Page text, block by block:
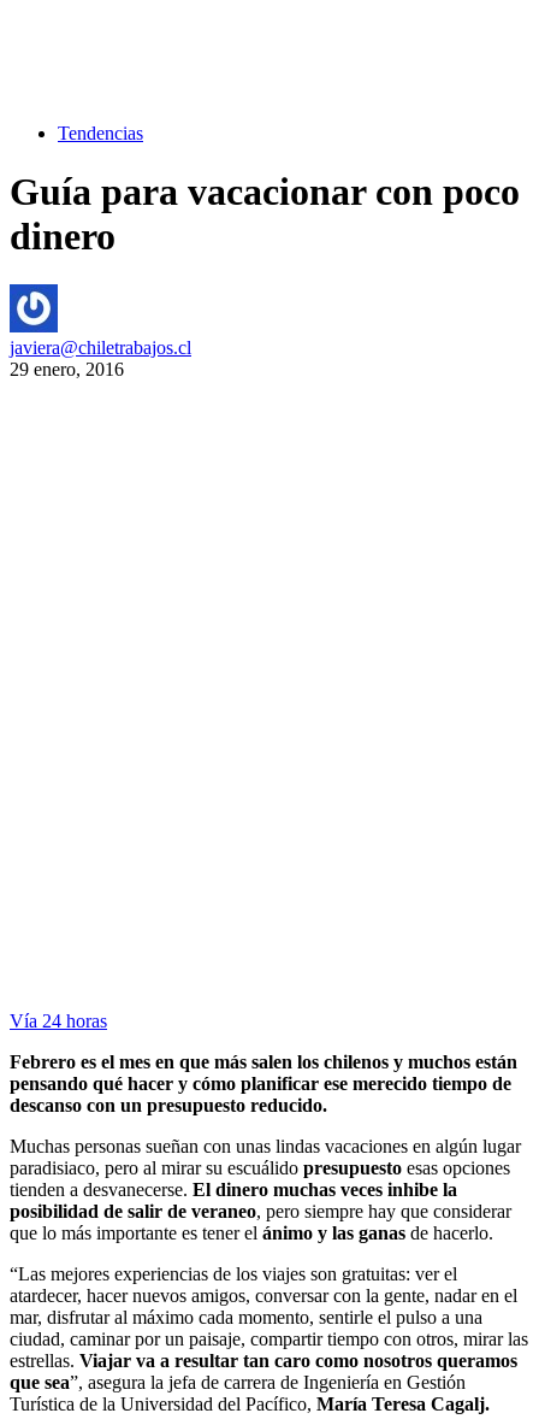
Tendencias
Guía para vacacionar con poco
dinero
javiera@chiletrabajos.cl
29 enero, 2016
Vía 24 horas
Febrero es el mes en que más salen los chilenos y muchos están
pensando qué hacer y cómo planificar ese merecido tiempo de
descanso con un presupuesto reducido.
Muchas personas sueñan con unas lindas vacaciones en algún lugar
paradisiaco, pero al mirar su escuálido presupuesto esas opciones
tienden a desvanecerse. El dinero muchas veces inhibe la
posibilidad de salir de veraneo, pero siempre hay que considerar
que lo más importante es tener el ánimo y las ganas de hacerlo.
“Las mejores experiencias de los viajes son gratuitas: ver el
atardecer, hacer nuevos amigos, conversar con la gente, nadar en el
mar, disfrutar al máximo cada momento, sentirle el pulso a una
ciudad, caminar por un paisaje, compartir tiempo con otros, mirar las
estrellas. Viajar va a resultar tan caro como nosotros queramos
que sea”, asegura la jefa de carrera de Ingeniería en Gestión
Turística de la Universidad del Pacífico, María Teresa Cagalj.